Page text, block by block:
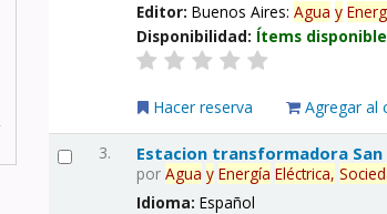
Editor:Buenos Aires:Agua y
Disponibilidad: Ítems
Hacer reserva Agregar al
3. Estacion transformadora
porAgua y Energía Eléctrica,
Idioma:Español